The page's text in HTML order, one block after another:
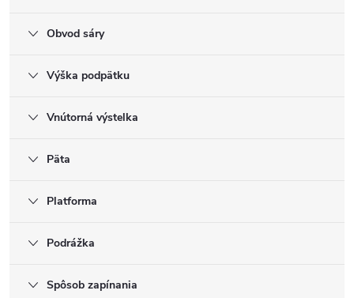
Obvod sáry
Výška podpätku
Vnútorná výstelka
Päta
Platforma
Podrážka
Spôsob zapínania